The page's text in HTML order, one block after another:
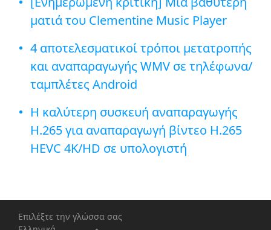
ματιά του Clementine Music Player
4 αποτελεσματικοί τρόποι μετατροπής
και αναπαραγωγής WMV σε τηλέφωνα/
ταμπλέτες Android
Η καλύτερη συσκευή αναπαραγωγής
H.265 για αναπαραγωγή βίντεο H.265
HEVC 4K/HD σε υπολογιστή
Επιλέξτε την γλώσσα σας